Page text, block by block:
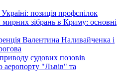
позиція профспілок
зібрань в Криму: основні
Валентина Наливайченка і
судових позовів
аеропорту "Львів" та